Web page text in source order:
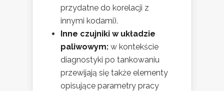
przydatne do korelacji z
innymi kodami).
Inne czujniki w układzie
paliwowym: w kontekście
diagnostyki po tankowaniu
przewijają się także elementy
opisujące parametry pracy